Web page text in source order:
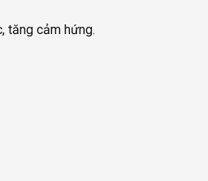
tăng cảm hứng.